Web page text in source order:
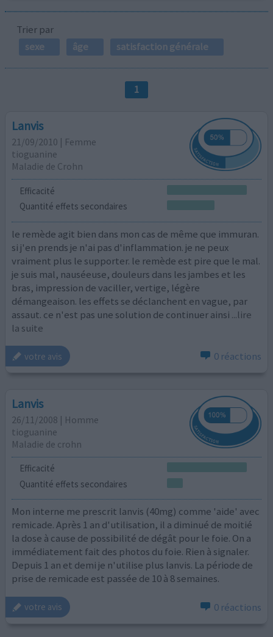
Trier par
sexe
âge satisfaction générale
1
Lanvis
21/09/2010 | Femme
tioguanine
Maladie de Crohn
Efficacité
Quantité effets secondaires
le remède agit bien dans mon cas de même que immuran.
si j'en prends je n'ai pas d'inflammation. je ne peux
vraiment plus le supporter. le remède est pire que le mal.
je suis mal, nauséeuse, douleurs dans les jambes et les
bras, impression de vaciller, vertige, légère
démangeaison. les effets se déclanchent en vague, par
assaut. ce n'est pas une solution de continuer ainsi ...lire
la suite
votre avis 0 réactions
Lanvis
26/11/2008 | Homme
tioguanine
Maladie de crohn
Efficacité
Quantité effets secondaires
Mon interne me prescrit lanvis (40mg) comme 'aide' avec
remicade. Après 1 an d'utilisation, il a diminué de moitié
la dose à cause de possibilité de dégât pour le foie. On a
immédiatement fait des photos du foie. Rien à signaler.
Depuis 1 an et demi je n'utilise plus lanvis. La période de
prise de remicade est passée de 10 à 8 semaines.
votre avis 0 réactions